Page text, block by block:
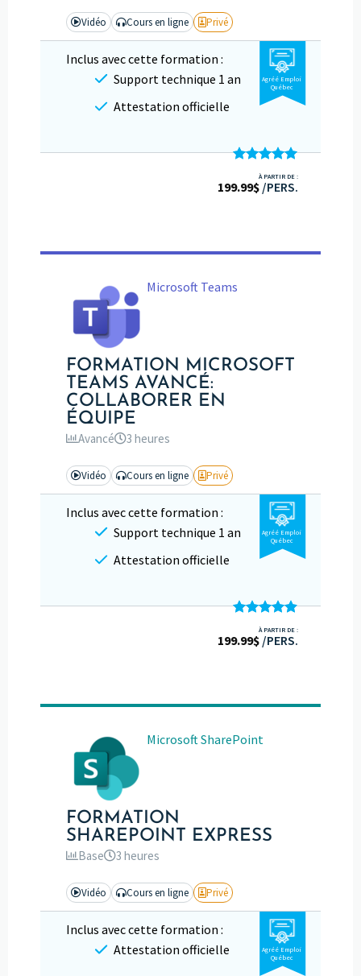
Vidéo Cours en ligne Privé
Inclus avec cette formation :
Support technique 1 an
Attestation officielle
Agréé Emploi
Québec
Note4.97
sur 5
À PARTIR DE :
199.99$ /PERS.
Microsoft Teams
FORMATION MICROSOFT
TEAMS AVANCÉ:
COLLABORER EN
ÉQUIPE
Avancé 3 heures
Vidéo Cours en ligne Privé
Inclus avec cette formation :
Support technique 1 an
Attestation officielle
Agréé Emploi
Québec
Note4.87
sur 5
À PARTIR DE :
199.99$ /PERS.
Microsoft SharePoint
FORMATION
SHAREPOINT EXPRESS
Base 3 heures
Vidéo Cours en ligne Privé
Inclus avec cette formation :
Attestation officielle
Agréé Emploi
Québec